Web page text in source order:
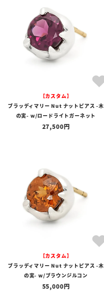
【カスタム】
ブラッディマリー Nut ナットピアス -木
の実- w/ロードライトガーネット
27,500
【カスタム】
ブラッディマリー Nut ナットピアス -木
の実- w/ブラウンジルコン
55,000